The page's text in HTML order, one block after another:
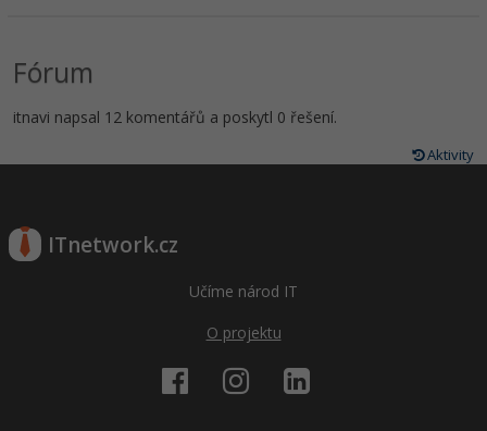
Fórum
itnavi napsal 12 komentářů a poskytl 0 řešení.
Aktivity
ITnetwork.cz
Učíme národ IT
O projektu